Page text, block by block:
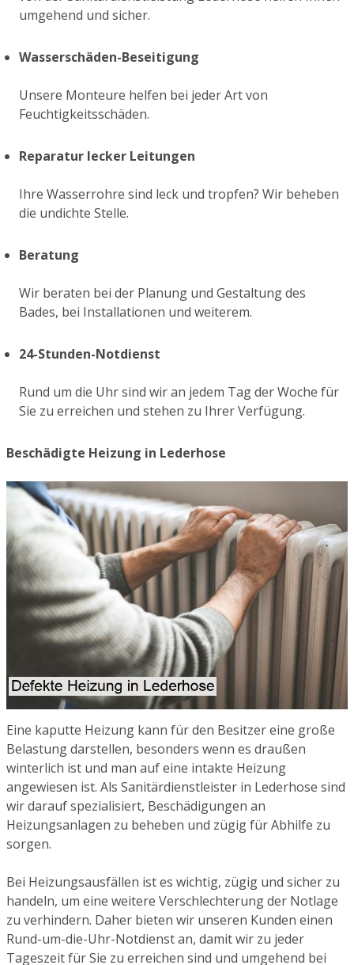
umgehend und sicher.
Wasserschäden-Beseitigung
Unsere Monteure helfen bei jeder Art von
Feuchtigkeitsschäden.
Reparatur lecker Leitungen
Ihre Wasserrohre sind leck und tropfen? Wir beheben
die undichte Stelle.
Beratung
Wir beraten bei der Planung und Gestaltung des
Bades, bei Installationen und weiterem.
24-Stunden-Notdienst
Rund um die Uhr sind wir an jedem Tag der Woche für
Sie zu erreichen und stehen zu Ihrer Verfügung.
Beschädigte Heizung in Lederhose
Eine kaputte Heizung kann für den Besitzer eine große
Belastung darstellen, besonders wenn es draußen
winterlich ist und man auf eine intakte Heizung
angewiesen ist. Als Sanitärdienstleister in Lederhose sind
wir darauf spezialisiert, Beschädigungen an
Heizungsanlagen zu beheben und zügig für Abhilfe zu
sorgen.
Bei Heizungsausfällen ist es wichtig, zügig und sicher zu
handeln, um eine weitere Verschlechterung der Notlage
zu verhindern. Daher bieten wir unseren Kunden einen
Rund-um-die-Uhr-Notdienst an, damit wir zu jeder
Tageszeit für Sie zu erreichen sind und umgehend bei